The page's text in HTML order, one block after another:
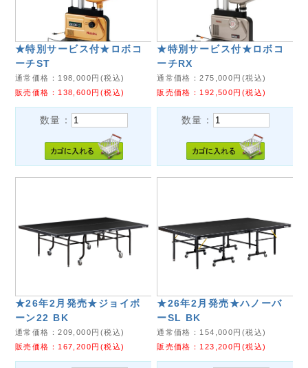
★特別サービス付★ロボコ
ーチST
通常価格： 198,000 円(税込)
販売価格： 138,600 円(税込)
数量：
★特別サービス付★ロボコ
ーチRX
通常価格：275,000 円(税込)
販売価格： 192,500 円(税込)
数量：
★26年2月発売★ジョイボ
ーン22 BK
通常価格：209,000円(税込)
販売価格： 167,200円(税込)
★26年2月発売★ハノーバ
ーSL BK
通常価格： 154,000円(税込)
販売価格： 123,200円(税込)